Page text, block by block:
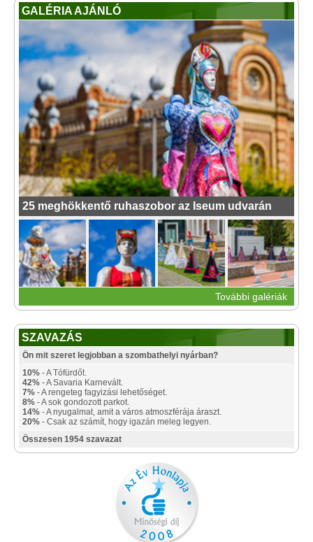
GALÉRIA AJÁNLÓ
25 meghökkentő ruhaszobor az Iseum udvarán
További galériák
SZAVAZÁS
Ön mit szeret legjobban a szombathelyi nyárban?
10% - A Tófürdőt.
42% - A Savaria Karnevált.
7% - A rengeteg fagyizási lehetőséget.
8% - A sok gondozott parkot.
14% - A nyugalmat, amit a város atmoszférája áraszt.
20% - Csak az számít, hogy igazán meleg legyen.
Összesen 1954 szavazat